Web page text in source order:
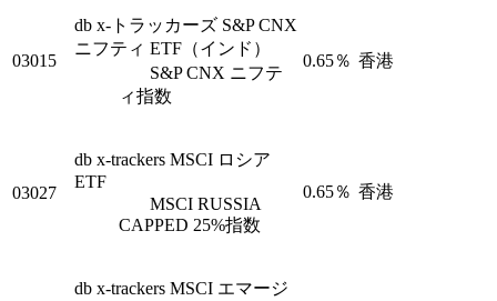
03015
db x-トラッカーズ S&P CNX
ニフティ ETF（インド）
S&P CNX ニフテ
ィ指数
0.65％ 香港
03027
db x-trackers MSCI ロシア
ETF
MSCI RUSSIA
CAPPED 25%指数
0.65％ 香港
db x-trackers MSCI エマージ